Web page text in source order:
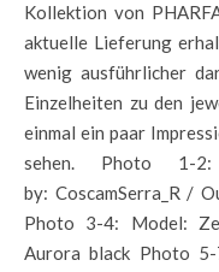
Kollektion von
aktuelle Lieferung
wenig ausführlicher
Einzelheiten zu den
einmal ein paar
sehen. Photo 1-
by: CoscamSerra_R /
Photo 3-4: Model:
Aurora black Photo